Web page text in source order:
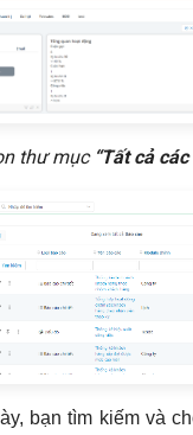
thư mục “Tất cả
bạn tìm kiếm và